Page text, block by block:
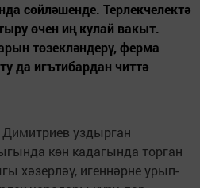
сөйләшенде. Терлекчелектә
өчен иң кулай вакыт.
төзекләндерү, ферма
да игътибардан читтә
Димитриев уздырган
көн кадагында торган
хәзерләү, игеннәрне урып-